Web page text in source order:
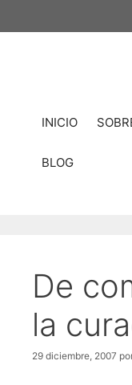
INICIO
BLOG
De
la
29 diciembre, 2007